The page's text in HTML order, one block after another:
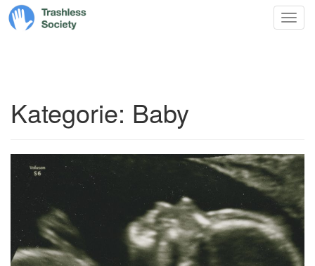
Zum
Inhalt
springen
Kategorie: Baby